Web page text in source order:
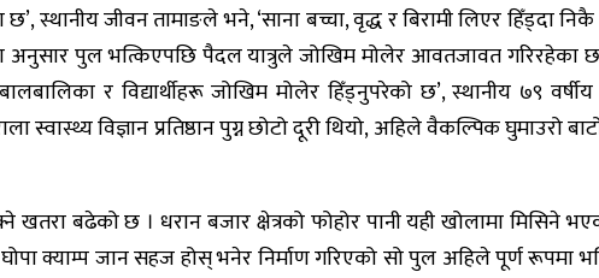
स्थानीय जीवन तामाङले भने, ‘साना बच्चा, वृद्ध र बिरामी लिएर
अनुसार पुल भत्किएपछि पैदल यात्रुले जोखिम मोलेर आवतजावत गरिरहेका
र विद्यार्थीहरू जोखिम मोलेर हिँड्नुपरेको छ’, स्थानीय ७९
विज्ञान प्रतिष्ठान पुग्न छोटो दूरी थियो, अहिले वैकल्पिक घुमाउरो
बढेको छ । धरान बजार क्षेत्रको फोहोर पानी यही खोलामा मिसिने
क्याम्प जान सहज होस् भनेर निर्माण गरिएको सो पुल अहिले पूर्ण रूपमा